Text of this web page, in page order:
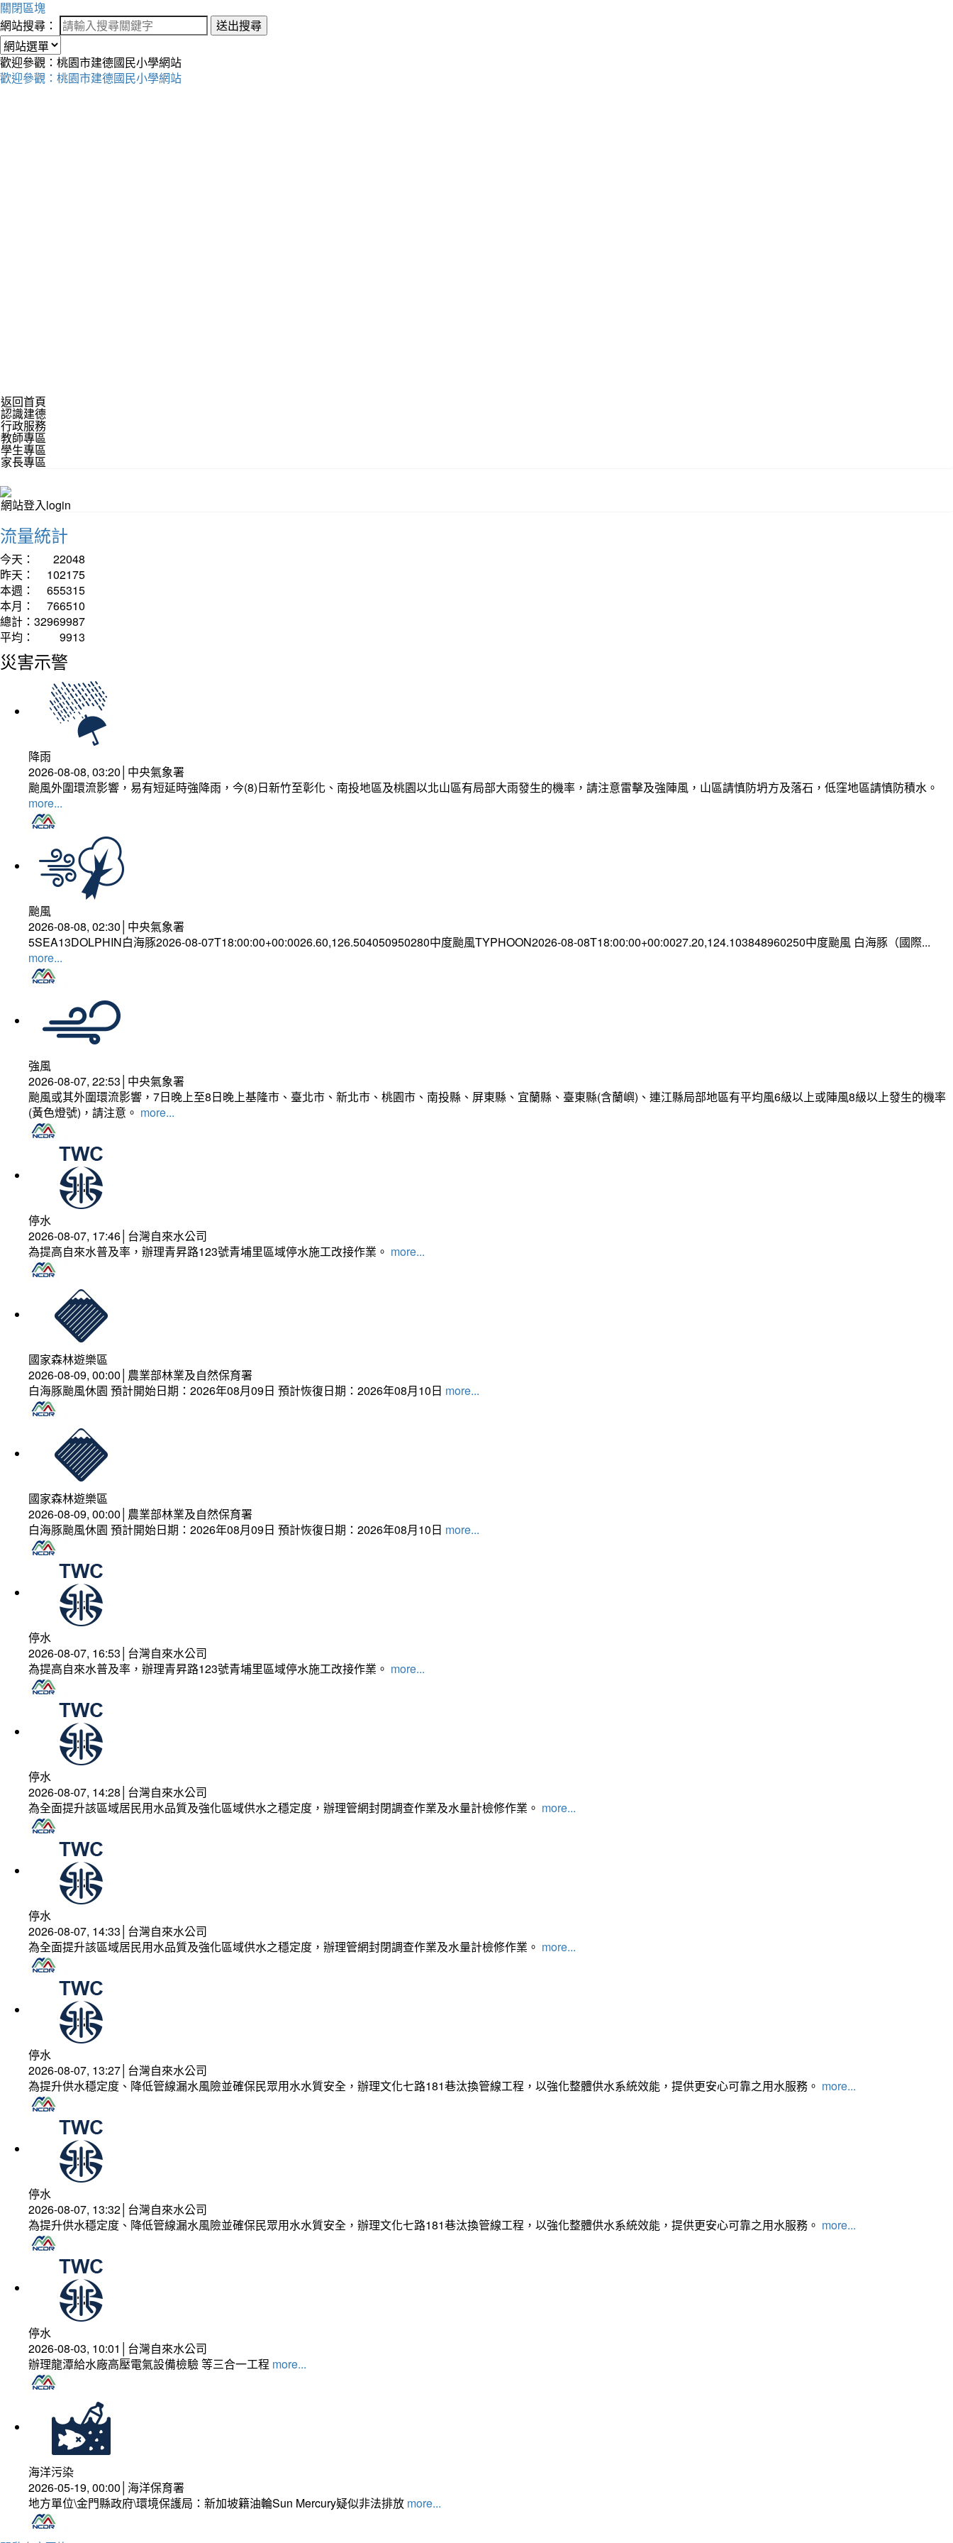
關閉區塊
網站搜尋：
送出搜尋
歡迎參觀：桃園市建德國民小學網站
歡迎參觀：桃園市建德國民小學網站
返回首頁
認識建德
行政服務
教師專區
學生專區
家長專區
網站登入login
流量統計
今天：
22048
昨天：
102175
本週：
655315
本月：
766510
總計： 32969987
平均：
9913
災害示警
降雨
2026-08-08, 03:20│中央氣象署
颱風外圍環流影響，易有短延時強降雨，今(8)日新竹至彰化、南投地區及桃園以北山區有局部大雨發生的機率，請注意雷擊及強陣風，山區請慎防坍方及落石，低窪地區請慎防積水。
more...
颱風
2026-08-08, 02:30│中央氣象署
5SEA13DOLPHIN白海豚2026-08-07T18:00:00+00:0026.60,126.504050950280中度颱風TYPHOON2026-08-08T18:00:00+00:0027.20,124.103848960250中度颱風 白海豚（國際...
more...
強風
2026-08-07, 22:53│中央氣象署
颱風或其外圍環流影響，7日晚上至8日晚上基隆市、臺北市、新北市、桃園市、南投縣、屏東縣、宜蘭縣、臺東縣(含蘭嶼)、連江縣局部地區有平均風6級以上或陣風8級以上發生的機率
(黃色燈號)，請注意。 more...
停水
2026-08-07, 17:46│台灣自來水公司
為提高自來水普及率，辦理青昇路123號青埔里區域停水施工改接作業。 more...
國家森林遊樂區
2026-08-09, 00:00│農業部林業及自然保育署
白海豚颱風休園 預計開始日期：2026年08月09日 預計恢復日期：2026年08月10日 more...
國家森林遊樂區
2026-08-09, 00:00│農業部林業及自然保育署
白海豚颱風休園 預計開始日期：2026年08月09日 預計恢復日期：2026年08月10日 more...
停水
2026-08-07, 16:53│台灣自來水公司
為提高自來水普及率，辦理青昇路123號青埔里區域停水施工改接作業。 more...
停水
2026-08-07, 14:28│台灣自來水公司
為全面提升該區域居民用水品質及強化區域供水之穩定度，辦理管網封閉調查作業及水量計檢修作業。 more...
停水
2026-08-07, 14:33│台灣自來水公司
為全面提升該區域居民用水品質及強化區域供水之穩定度，辦理管網封閉調查作業及水量計檢修作業。 more...
停水
2026-08-07, 13:27│台灣自來水公司
為提升供水穩定度、降低管線漏水風險並確保民眾用水水質安全，辦理文化七路181巷汰換管線工程，以強化整體供水系統效能，提供更安心可靠之用水服務。 more...
停水
2026-08-07, 13:32│台灣自來水公司
為提升供水穩定度、降低管線漏水風險並確保民眾用水水質安全，辦理文化七路181巷汰換管線工程，以強化整體供水系統效能，提供更安心可靠之用水服務。 more...
停水
2026-08-03, 10:01│台灣自來水公司
辦理龍潭給水廠高壓電氣設備檢驗 等三合一工程 more...
海洋污染
2026-05-19, 00:00│海洋保育署
地方單位\金門縣政府\環境保護局：新加坡籍油輪Sun Mercury疑似非法排放 more...